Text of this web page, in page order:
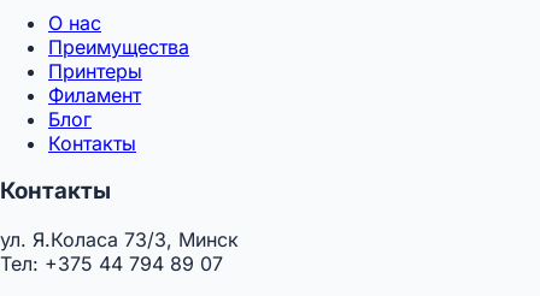
О нас
Преимущества
Принтеры
Филамент
Блог
Контакты
Контакты
ул. Я.Коласа 73/3, Минск
Тел: +375 44 794 89 07